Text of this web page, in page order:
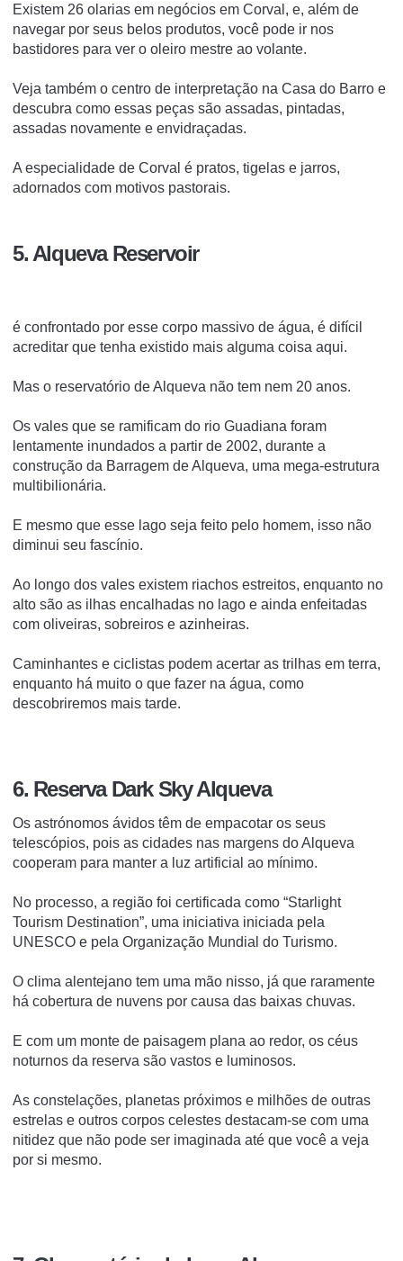
Existem 26 olarias em negócios em Corval, e, além de
navegar por seus belos produtos, você pode ir nos
bastidores para ver o oleiro mestre ao volante.
Veja também o centro de interpretação na Casa do Barro e
descubra como essas peças são assadas, pintadas,
assadas novamente e envidraçadas.
A especialidade de Corval é pratos, tigelas e jarros,
adornados com motivos pastorais.
5. Alqueva Reservoir
é confrontado por esse corpo massivo de água, é difícil
acreditar que tenha existido mais alguma coisa aqui.
Mas o reservatório de Alqueva não tem nem 20 anos.
Os vales que se ramificam do rio Guadiana foram
lentamente inundados a partir de 2002, durante a
construção da Barragem de Alqueva, uma mega-estrutura
multibilionária.
E mesmo que esse lago seja feito pelo homem, isso não
diminui seu fascínio.
Ao longo dos vales existem riachos estreitos, enquanto no
alto são as ilhas encalhadas no lago e ainda enfeitadas
com oliveiras, sobreiros e azinheiras.
Caminhantes e ciclistas podem acertar as trilhas em terra,
enquanto há muito o que fazer na água, como
descobriremos mais tarde.
6. Reserva Dark Sky Alqueva
Os astrónomos ávidos têm de empacotar os seus
telescópios, pois as cidades nas margens do Alqueva
cooperam para manter a luz artificial ao mínimo.
No processo, a região foi certificada como “Starlight
Tourism Destination”, uma iniciativa iniciada pela
UNESCO e pela Organização Mundial do Turismo.
O clima alentejano tem uma mão nisso, já que raramente
há cobertura de nuvens por causa das baixas chuvas.
E com um monte de paisagem plana ao redor, os céus
noturnos da reserva são vastos e luminosos.
As constelações, planetas próximos e milhões de outras
estrelas e outros corpos celestes destacam-se com uma
nitidez que não pode ser imaginada até que você a veja
por si mesmo.